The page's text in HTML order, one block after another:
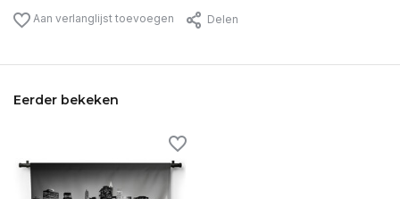
Aan verlanglijst toevoegen Delen
Eerder bekeken